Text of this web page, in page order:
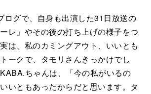
グで、自身も出演した31日放送の
レ」やその後の打ち上げの様子をつ
は、私のカミングアウト、いいとも
ークで、タモリさんきっかけでし
ちゃんは、「今の私がいるの
いともあったからだと思います。タ